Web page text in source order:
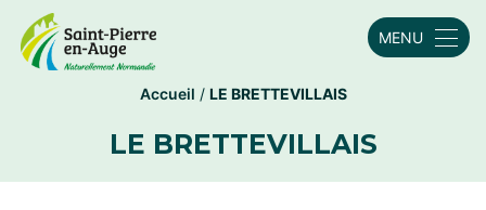
MENU
Accueil / LE BRETTEVILLAIS
LE BRETTEVILLAIS